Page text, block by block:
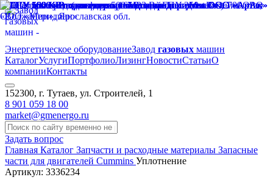
Энергетическое оборудованиеЗавод газовых машин
КаталогУслугиПортфолиоЛизингНовостиСтатьиО
компанииКонтакты
152300, г. Тутаев, ул. Строителей, 1
8 901 059 18 00
market@gmenergo.ru
Задать вопрос
Главная Каталог Запчасти и расходные материалы Запасные
части для двигателей Cummins Уплотнение
Артикул: 3336234